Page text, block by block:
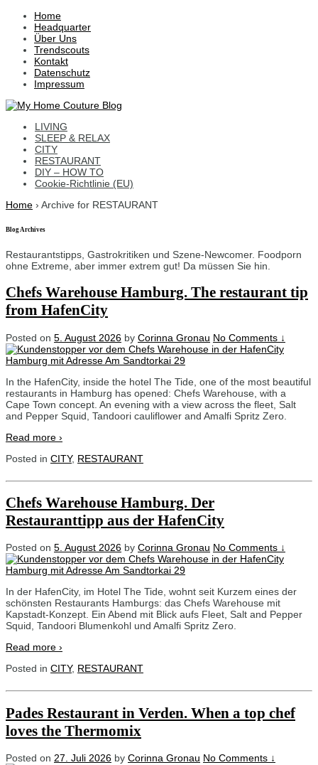
Skip
Main
Content
Home
Headquarter
Über Uns
Trendscouts
Kontakt
Datenschutz
Impressum
LIVING
SLEEP & RELAX
CITY
RESTAURANT
DIY – HOW TO
Cookie-Richtlinie (EU)
Home › Archive for RESTAURANT
Blog Archives
Restaurantstipps, Gastrokritiken und Szene-Newcomer. Foodporn
ohne Extreme, aber immer extrem gut! Da müssen Sie hin.
Chefs Warehouse Hamburg. The restaurant tip
from HafenCity
Posted on 5. August 2026 by Corinna Gronau No Comments ↓
In the HafenCity, inside the hotel The Tide, one of the most beautiful
restaurants in Hamburg has opened: Chefs Warehouse, with a
Cape Town concept. An evening with a view across the fleet, Salt
and Pepper Squid, Tandoori cauliflower and Amalfi Spritz Zero.
Read more ›
Posted in CITY, RESTAURANT
Chefs Warehouse Hamburg. Der
Restauranttipp aus der HafenCity
Posted on 5. August 2026 by Corinna Gronau No Comments ↓
In der HafenCity, im Hotel The Tide, wohnt seit Kurzem eines der
schönsten Restaurants Hamburgs: das Chefs Warehouse mit
Kapstadt-Konzept. Ein Abend mit Blick aufs Fleet, Salt and Pepper
Squid, Tandoori Blumenkohl und Amalfi Spritz Zero.
Read more ›
Posted in CITY, RESTAURANT
Pades Restaurant in Verden. When a top chef
loves the Thermomix
Posted on 27. Juli 2026 by Corinna Gronau No Comments ↓